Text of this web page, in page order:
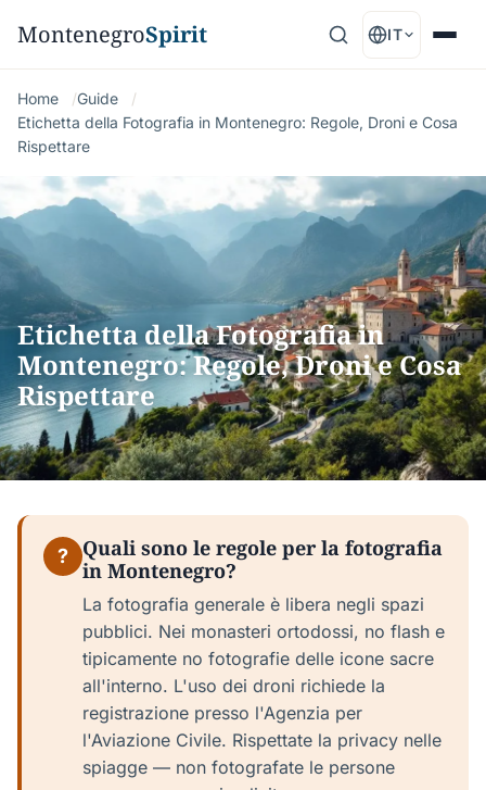
MontenegroSpirit IT
Home
Guide
Etichetta della Fotografia in Montenegro: Regole, Droni e Cosa
Rispettare
Etichetta della Fotografia in
Montenegro: Regole, Droni e Cosa
Rispettare
?
Quali sono le regole per la fotografia
in Montenegro?
La fotografia generale è libera negli spazi
pubblici. Nei monasteri ortodossi, no flash e
tipicamente no fotografie delle icone sacre
all'interno. L'uso dei droni richiede la
registrazione presso l'Agenzia per
l'Aviazione Civile. Rispettate la privacy nelle
spiagge — non fotografate le persone